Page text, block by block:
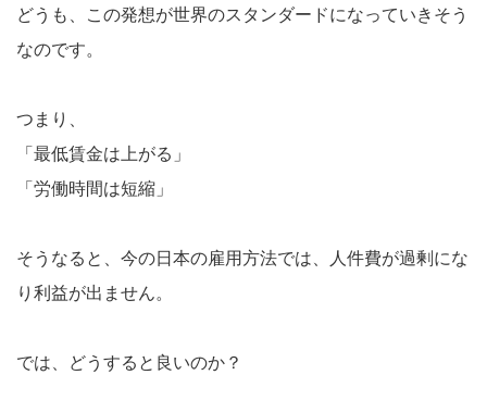
どうも、この発想が世界のスタンダードになっていきそう
なのです。
つまり、
「最低賃金は上がる」
「労働時間は短縮」
そうなると、今の日本の雇用方法では、人件費が過剰にな
り利益が出ません。
では、どうすると良いのか？